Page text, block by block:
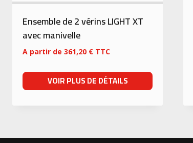
Ensemble de 2 vérins LIGHT XT
avec manivelle
A partir de 361,20 € TTC
VOIR PLUS DE DÉTAILS